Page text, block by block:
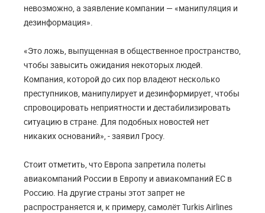
невозможно, а заявление компании — «манипуляция и
дезинформация».
«Это ложь, выпущенная в общественное пространство,
чтобы завысить ожидания некоторых людей.
Компания, которой до сих пор владеют несколько
преступников, манипулирует и дезинформирует, чтобы
спровоцировать неприятности и дестабилизировать
ситуацию в стране. Для подобных новостей нет
никаких оснований», - заявил Гросу.
Стоит отметить, что Европа запретила полеты
авиакомпаний России в Европу и авиакомпаний ЕС в
Россию. На другие страны этот запрет не
распространяется и, к примеру, самолёт Turkis Airlines